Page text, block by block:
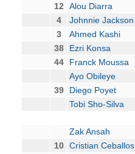
12
Alou Diarra
4
Johnnie Jackson
3
Ahmed Kashi
38
Ezri Konsa
44
Franck Moussa
Ayo Obileye
39
Diego Poyet
Tobi Sho-Silva
Zak Ansah
10 Cristian Ceballos